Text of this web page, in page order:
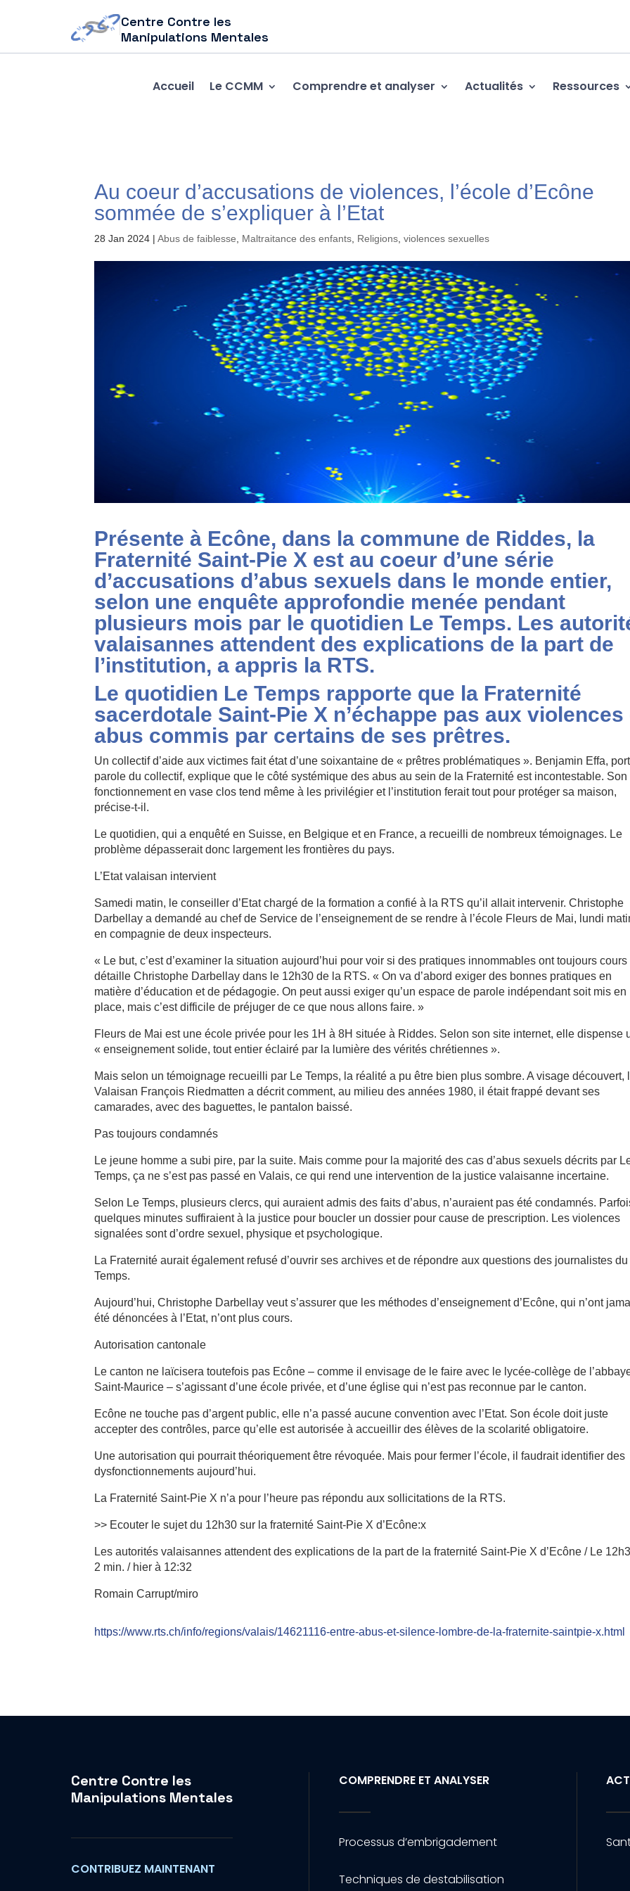
Centre Contre les
Manipulations Mentales
Accueil Le CCMM Comprendre et analyser Actualités Ressources
Au coeur d’accusations de violences, l’école d’Ecône
sommée de s’expliquer à l’Etat
28 Jan 2024 |Abus de faiblesse Maltraitance des enfants Religions ,violences sexuelles
Présente à Ecône, dans la commune de Riddes, la
Fraternité Saint-Pie X est au coeur d’une série
d’accusations d’abus sexuels dans le monde entier,
selon une enquête approfondie menée pendant
plusieurs mois par le quotidien Le Temps. Les
valaisannes attendent des explications de la part de
l’institution, a appris la RTS.
Le quotidien Le Temps rapporte que la Fraternité
sacerdotale Saint-Pie X n’échappe pas aux violences
abus commis par certains de ses prêtres.
Un collectif d’aide aux victimes fait état d’une soixantaine de « prêtres problématiques ». Benjamin Effa,
parole du collectif, explique que le côté systémique des abus au sein de la Fraternité est incontestable. Son
fonctionnement en vase clos tend même à les privilégier et l’institution ferait tout pour protéger sa maison,
précise-t-il.
Le quotidien, qui a enquêté en Suisse, en Belgique et en France, a recueilli de nombreux témoignages. Le
problème dépasserait donc largement les frontières du pays.
L’Etat valaisan intervient
Samedi matin, le conseiller d’Etat chargé de la formation a confié à la RTS qu’il allait intervenir. Christophe
Darbellay a demandé au chef de Service de l’enseignement de se rendre à l’école Fleurs de Mai, lundi
en compagnie de deux inspecteurs.
« Le but, c’est d’examiner la situation aujourd’hui pour voir si des pratiques innommables ont toujours cours
détaille Christophe Darbellay dans le 12h30 de la RTS. « On va d’abord exiger des bonnes pratiques en
matière d’éducation et de pédagogie. On peut aussi exiger qu’un espace de parole indépendant soit mis en
place, mais c’est difficile de préjuger de ce que nous allons faire. »
Fleurs de Mai est une école privée pour les 1H à 8H située à Riddes. Selon son site internet, elle dispense
« enseignement solide, tout entier éclairé par la lumière des vérités chrétiennes ».
Mais selon un témoignage recueilli par Le Temps, la réalité a pu être bien plus sombre. A visage découvert,
Valaisan François Riedmatten a décrit comment, au milieu des années 1980, il était frappé devant ses
camarades, avec des baguettes, le pantalon baissé.
Pas toujours condamnés
Le jeune homme a subi pire, par la suite. Mais comme pour la majorité des cas d’abus sexuels décrits par
Temps, ça ne s’est pas passé en Valais, ce qui rend une intervention de la justice valaisanne incertaine.
Selon Le Temps, plusieurs clercs, qui auraient admis des faits d’abus, n’auraient pas été condamnés.
quelques minutes suffiraient à la justice pour boucler un dossier pour cause de prescription. Les violences
signalées sont d’ordre sexuel, physique et psychologique.
La Fraternité aurait également refusé d’ouvrir ses archives et de répondre aux questions des journalistes du
Temps.
Aujourd’hui, Christophe Darbellay veut s’assurer que les méthodes d’enseignement d’Ecône, qui n’ont
été dénoncées à l’Etat, n’ont plus cours.
Autorisation cantonale
Le canton ne laïcisera toutefois pas Ecône – comme il envisage de le faire avec le lycée-collège de
Saint-Maurice – s’agissant d’une école privée, et d’une église qui n’est pas reconnue par le canton.
Ecône ne touche pas d’argent public, elle n’a passé aucune convention avec l’Etat. Son école doit juste
accepter des contrôles, parce qu’elle est autorisée à accueillir des élèves de la scolarité obligatoire.
Une autorisation qui pourrait théoriquement être révoquée. Mais pour fermer l’école, il faudrait identifier des
dysfonctionnements aujourd’hui.
La Fraternité Saint-Pie X n’a pour l’heure pas répondu aux sollicitations de la RTS.
>> Ecouter le sujet du 12h30 sur la fraternité Saint-Pie X d’Ecône:x
Les autorités valaisannes attendent des explications de la part de la fraternité Saint-Pie X d’Ecône / Le
2 min. / hier à 12:32
Romain Carrupt/miro
https://www.rts.ch/info/regions/valais/14621116-entre-abus-et-silence-lombre-de-la-fraternite-saintpie-x.html
Centre Contre les
Manipulations Mentales
CONTRIBUEZ MAINTENANT
COMPRENDRE ET ANALYSER
Processus d’embrigadement
Techniques de destabilisation